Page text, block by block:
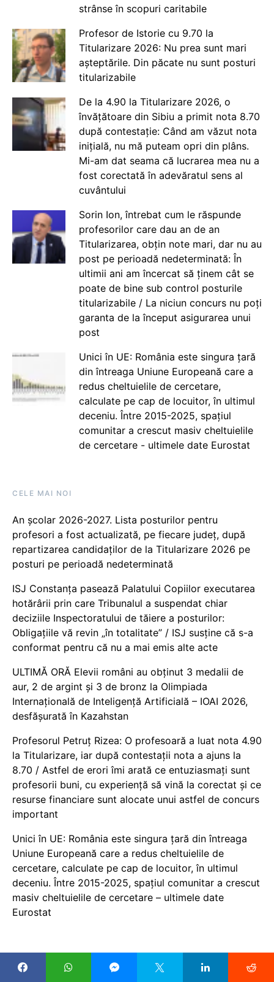
strânse în scopuri caritabile
Profesor de Istorie cu 9.70 la
Titularizare 2026: Nu prea sunt mari
așteptările. Din păcate nu sunt posturi
titularizabile
De la 4.90 la Titularizare 2026, o
învățătoare din Sibiu a primit nota 8.70
după contestație: Când am văzut nota
inițială, nu mă puteam opri din plâns.
Mi-am dat seama că lucrarea mea nu a
fost corectată în adevăratul sens al
cuvântului
Sorin Ion, întrebat cum le răspunde
profesorilor care dau an de an
Titularizarea, obțin note mari, dar nu au
post pe perioadă nedeterminată: În
ultimii ani am încercat să ținem cât se
poate de bine sub control posturile
titularizabile / La niciun concurs nu poți
garanta de la început asigurarea unui
post
Unici în UE: România este singura țară
din întreaga Uniune Europeană care a
redus cheltuielile de cercetare,
calculate pe cap de locuitor, în ultimul
deceniu. Între 2015-2025, spațiul
comunitar a crescut masiv cheltuielile
de cercetare - ultimele date Eurostat
CELE MAI NOI
An școlar 2026-2027. Lista posturilor pentru
profesori a fost actualizată, pe fiecare județ, după
repartizarea candidaților de la Titularizare 2026 pe
posturi pe perioadă nedeterminată
ISJ Constanța pasează Palatului Copiilor executarea
hotărârii prin care Tribunalul a suspendat chiar
deciziile Inspectoratului de tăiere a posturilor:
Obligațiile vă revin „în totalitate” / ISJ susține că s-a
conformat pentru că nu a mai emis alte acte
ULTIMĂ ORĂ Elevii români au obținut 3 medalii de
aur, 2 de argint și 3 de bronz la Olimpiada
Internațională de Inteligență Artificială – IOAI 2026,
desfășurată în Kazahstan
Profesorul Petruț Rizea: O profesoară a luat nota 4.90
la Titularizare, iar după contestații nota a ajuns la
8.70 / Astfel de erori îmi arată ce entuziasmați sunt
profesorii buni, cu experiență să vină la corectat și ce
resurse financiare sunt alocate unui astfel de concurs
important
Unici în UE: România este singura țară din întreaga
Uniune Europeană care a redus cheltuielile de
cercetare, calculate pe cap de locuitor, în ultimul
deceniu. Între 2015-2025, spațiul comunitar a crescut
masiv cheltuielile de cercetare – ultimele date
Eurostat